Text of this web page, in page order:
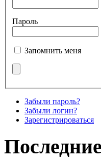
Пароль
Запомнить меня
Забыли пароль?
Забыли логин?
Зарегистрироваться